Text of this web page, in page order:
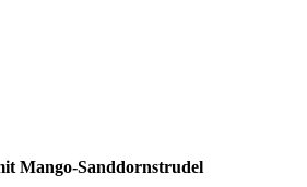
Mango-Sanddornstrudel